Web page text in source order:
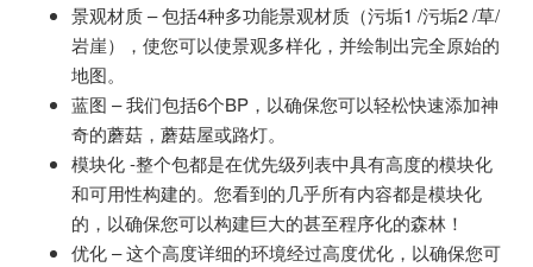
景观材质 – 包括4种多功能景观材质（污垢1 /污垢2 /草/
岩崖），使您可以使景观多样化，并绘制出完全原始的
地图。
蓝图 – 我们包括6个BP，以确保您可以轻松快速添加神
奇的蘑菇，蘑菇屋或路灯。
模块化 -整个包都是在优先级列表中具有高度的模块化
和可用性构建的。您看到的几乎所有内容都是模块化
的，以确保您可以构建巨大的甚至程序化的森林！
优化 – 这个高度详细的环境经过高度优化，以确保您可